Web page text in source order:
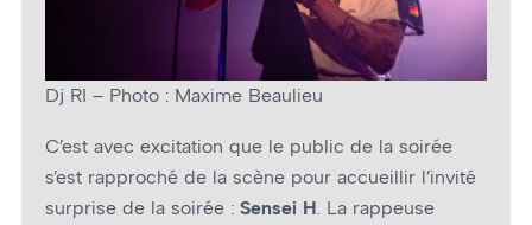
Dj RI – Photo : Maxime Beaulieu
C’est avec excitation que le public de la soirée
s’est rapproché de la scène pour accueillir l’invité
surprise de la soirée : Sensei H . La rappeuse